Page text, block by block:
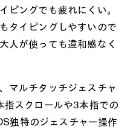
ピングでも疲れにくい。
タイピングしやすいので
人が使っても違和感なく
マルチタッチジェスチャ
指スクロールや3本指での
独特のジェスチャー操作